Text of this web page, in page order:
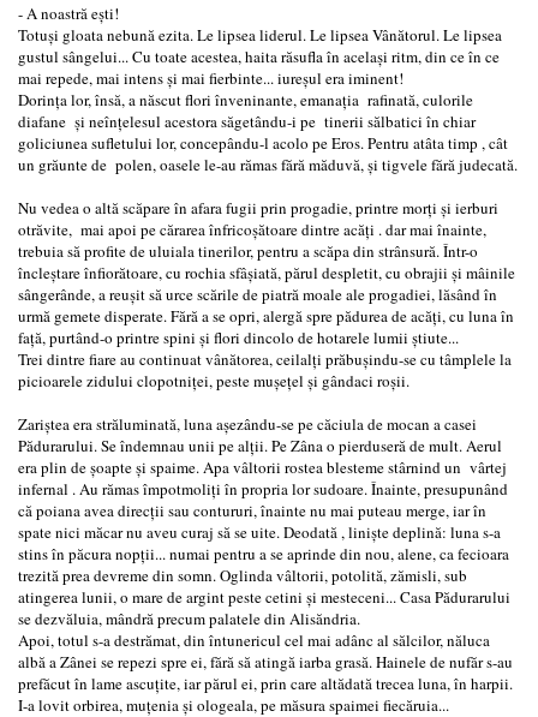
- A noastră eşti!
Totuşi gloata nebună ezita. Le lipsea liderul. Le lipsea Vânătorul. Le lipsea
gustul sângelui... Cu toate acestea, haita răsufla în acelaşi ritm, din ce în ce
mai repede, mai intens şi mai fierbinte... iureşul era iminent!
Dorinţa lor, însă, a născut flori înveninante, emanaţia rafinată, culorile
diafane şi neînţelesul acestora săgetându-i pe tinerii sălbatici în chiar
goliciunea sufletului lor, concepându-l acolo pe Eros. Pentru atâta timp , cât
un grăunte de polen, oasele le-au rămas fără măduvă, şi tigvele fără judecată.
Nu vedea o altă scăpare în afara fugii prin progadie, printre morţi şi ierburi
otrăvite, mai apoi pe cărarea înfricoşătoare dintre acăţi . dar mai înainte,
trebuia să profite de uluiala tinerilor, pentru a scăpa din strânsură. Într-o
încleştare înfiorătoare, cu rochia sfâşiată, părul despletit, cu obrajii şi mâinile
sângerânde, a reuşit să urce scările de piatră moale ale progadiei, lăsând în
urmă gemete disperate. Fără a se opri, alergă spre pădurea de acăţi, cu luna în
faţă, purtând-o printre spini şi flori dincolo de hotarele lumii ştiute...
Trei dintre fiare au continuat vânătorea, ceilalţi prăbuşindu-se cu tâmplele la
picioarele zidului clopotniţei, peste muşeţel şi gândaci roşii.
Zariştea era străluminată, luna aşezându-se pe căciula de mocan a casei
Pădurarului. Se îndemnau unii pe alţii. Pe Zâna o pierduseră de mult. Aerul
era plin de şoapte şi spaime. Apa vâltorii rostea blesteme stârnind un vârtej
infernal . Au rămas împotmoliţi în propria lor sudoare. Înainte, presupunând
că poiana avea direcţii sau contururi, înainte nu mai puteau merge, iar în
spate nici măcar nu aveu curaj să se uite. Deodată , linişte deplină: luna s-a
stins în păcura nopţii... numai pentru a se aprinde din nou, alene, ca fecioara
trezită prea devreme din somn. Oglinda vâltorii, potolită, zămisli, sub
atingerea lunii, o mare de argint peste cetini şi mesteceni... Casa Pădurarului
se dezvăluia, mândră precum palatele din Alisăndria.
Apoi, totul s-a destrămat, din întunericul cel mai adânc al sălcilor, năluca
albă a Zânei se repezi spre ei, fără să atingă iarba grasă. Hainele de nufăr s-au
prefăcut în lame ascuţite, iar părul ei, prin care altădată trecea luna, în harpii.
I-a lovit orbirea, muţenia şi ologeala, pe măsura spaimei fiecăruia...